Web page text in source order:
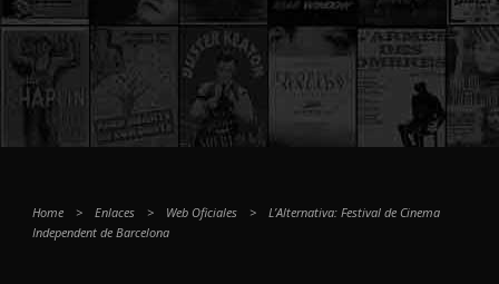
Home > Enlaces > Web Oficiales >
L’Alternativa: Festival de Cinema
Independent de Barcelona